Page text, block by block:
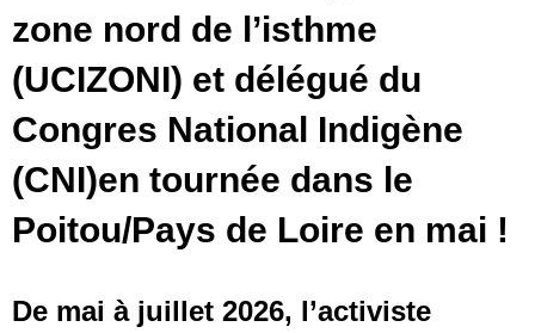
zone nord de l’isthme
(UCIZONI) et délégué du
Congres National Indigène
(CNI)en tournée dans le
Poitou/Pays de Loire en mai !
De mai à juillet 2026, l’activiste